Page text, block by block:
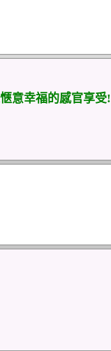
意幸福的感官享受!